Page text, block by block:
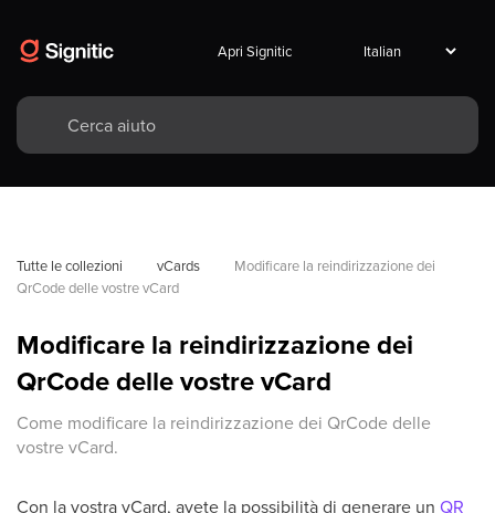
Apri Signitic
Tutte le collezioni vCards
Modificare la reindirizzazione dei
QrCode delle vostre vCard
Modificare la reindirizzazione dei
QrCode delle vostre vCard
Come modificare la reindirizzazione dei QrCode delle
vostre vCard.
Con la vostra vCard, avete la possibilità di generare un QR